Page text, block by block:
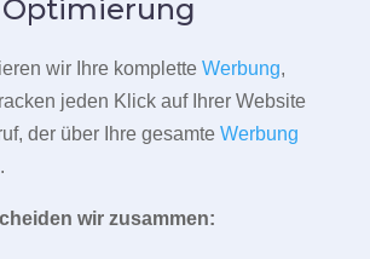
Optimierung
wir Ihre komplette Werbung,
jeden Klick auf Ihrer Website
der über Ihre gesamte Werbung
wir zusammen: